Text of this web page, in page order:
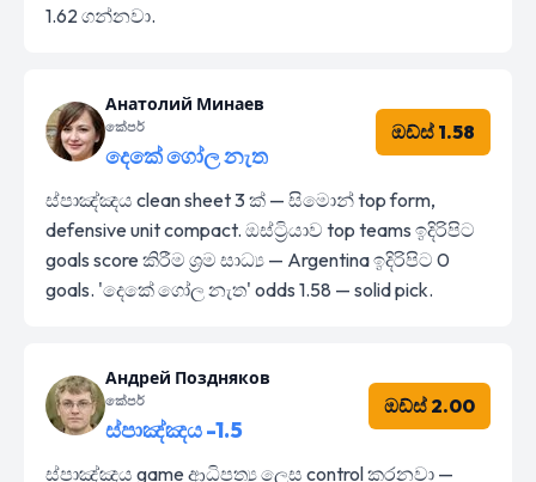
1.62 ගන්නවා.
Анатолий Минаев
කේපර්
දෙකේ ගෝල නැත
ඔඩ්ස් 1.58
ස්පාඤ්ඤය clean sheet 3 ක් — සිමොන් top form,
defensive unit compact. ඔස්ට්‍රියාව top teams ඉදිරිපිට
goals score කිරීම ශ්‍රම සාධ්‍ය — Argentina ඉදිරිපිට 0
goals. 'දෙකේ ගෝල නැත' odds 1.58 — solid pick.
Андрей Поздняков
කේපර්
ස්පාඤ්ඤය -1.5
ඔඩ්ස් 2.00
ස්පාඤ්ඤය game ආධිපත්‍ය ලෙස control කරනවා —